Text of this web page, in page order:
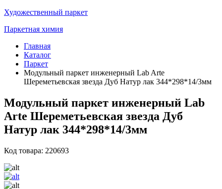
Художественный паркет
Паркетная химия
Главная
Каталог
Паркет
Модульный паркет инженерный Lab Arte
Шереметьевская звезда Дуб Натур лак 344*298*14/3мм
Модульный паркет инженерный Lab
Arte Шереметьевская звезда Дуб
Натур лак 344*298*14/3мм
Код товара: 220693